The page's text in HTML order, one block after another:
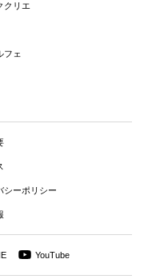
クリエ
フェ
シーポリシー
YouTube